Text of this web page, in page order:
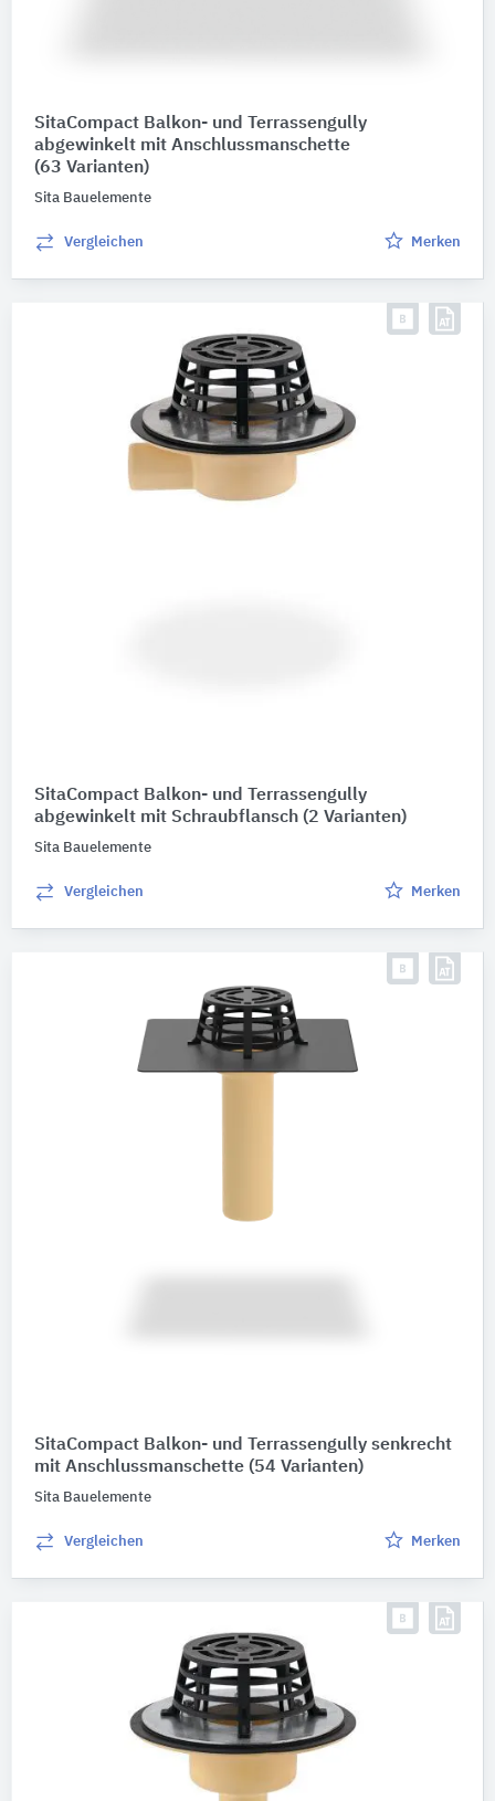
SitaCompact Balkon- und Terrassengully
abgewinkelt mit Anschlussmanschette
(63 Varianten)
Sita Bauelemente
Vergleichen Merken
SitaCompact Balkon- und Terrassengully
abgewinkelt mit Schraubflansch (2 Varianten)
Sita Bauelemente
Vergleichen Merken
SitaCompact Balkon- und Terrassengully senkrecht
mit Anschlussmanschette (54 Varianten)
Sita Bauelemente
Vergleichen Merken